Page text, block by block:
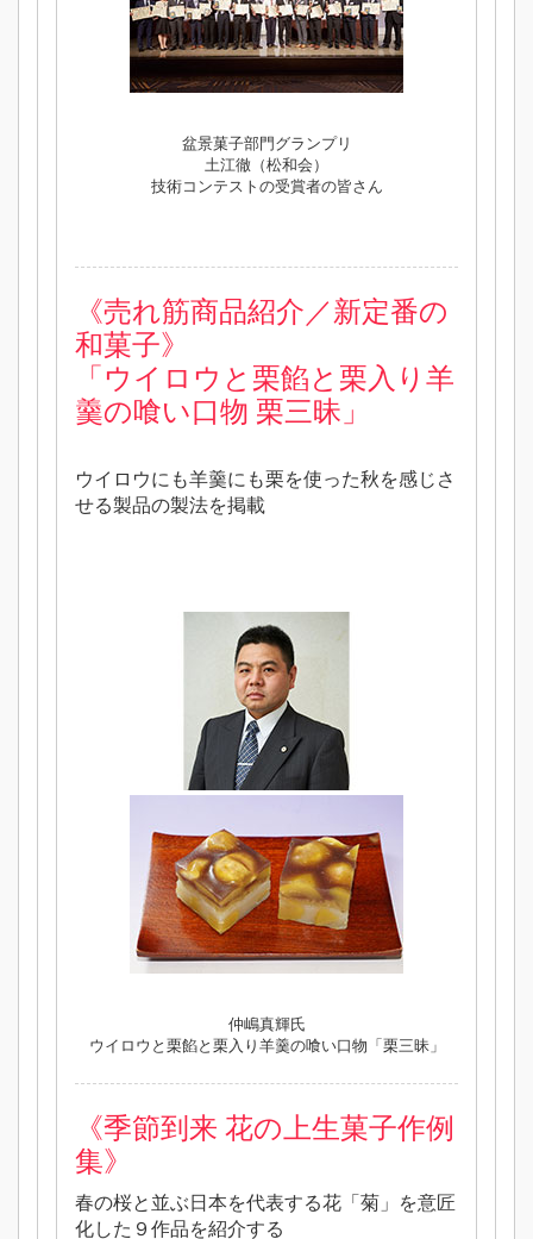
盆景菓子部門グランプリ
土江徹（松和会）
技術コンテストの受賞者の皆さん
《売れ筋商品紹介／新定番の
和菓子》
「ウイロウと栗餡と栗入り羊
羹の喰い口物 栗三昧」
ウイロウにも羊羹にも栗を使った秋を感じさ
せる製品の製法を掲載
仲嶋真輝氏
ウイロウと栗餡と栗入り羊羹の喰い口物「栗三昧」
《季節到来 花の上生菓子作例
集》
春の桜と並ぶ日本を代表する花「菊」を意匠
化した９作品を紹介する